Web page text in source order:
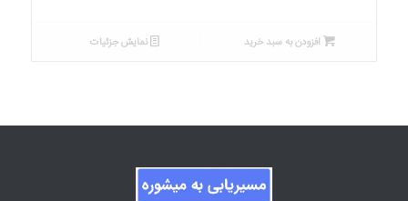
افزودن به سبد خرید نمایش جزئیات